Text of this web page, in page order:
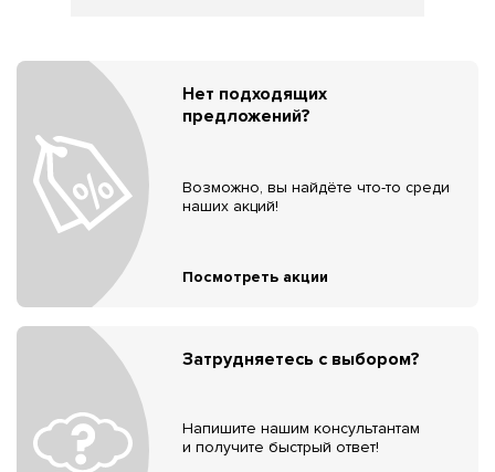
Нет подходящих
предложений?
Возможно, вы найдёте что-то среди
наших акций!
Посмотреть акции
Затрудняетесь с выбором?
Напишите нашим консультантам
и получите быстрый ответ!